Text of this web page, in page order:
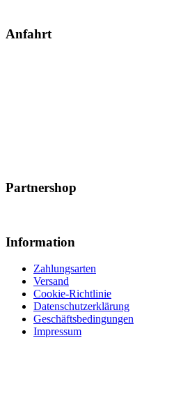
Anfahrt
Partnershop
Information
Zahlungsarten
Versand
Cookie-Richtlinie
Datenschutzerklärung
Geschäftsbedingungen
Impressum